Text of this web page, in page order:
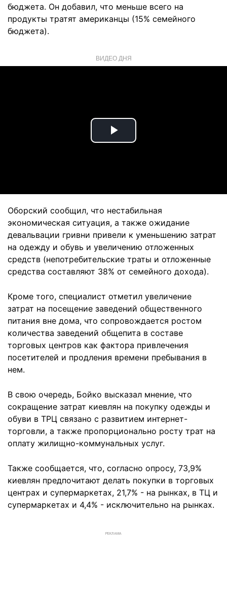
бюджета. Он добавил, что меньше всего на
продукты тратят американцы (15% семейного
бюджета).
ВИДЕО ДНЯ
Play
Оборский сообщил, что нестабильная
экономическая ситуация, а также ожидание
девальвации гривни привели к уменьшению затрат
на одежду и обувь и увеличению отложенных
средств (непотребительские траты и отложенные
средства составляют 38% от семейного дохода).
Кроме того, специалист отметил увеличение
затрат на посещение заведений общественного
питания вне дома, что сопровождается ростом
количества заведений общепита в составе
торговых центров как фактора привлечения
посетителей и продления времени пребывания в
нем.
В свою очередь, Бойко высказал мнение, что
сокращение затрат киевлян на покупку одежды и
обуви в ТРЦ связано с развитием интернет-
торговли, а также пропорционально росту трат на
оплату жилищно-коммунальных услуг.
Также сообщается, что, согласно опросу, 73,9%
киевлян предпочитают делать покупки в торговых
центрах и супермаркетах, 21,7% - на рынках, в ТЦ и
супермаркетах и 4,4% - исключительно на рынках.
РЕКЛАМА